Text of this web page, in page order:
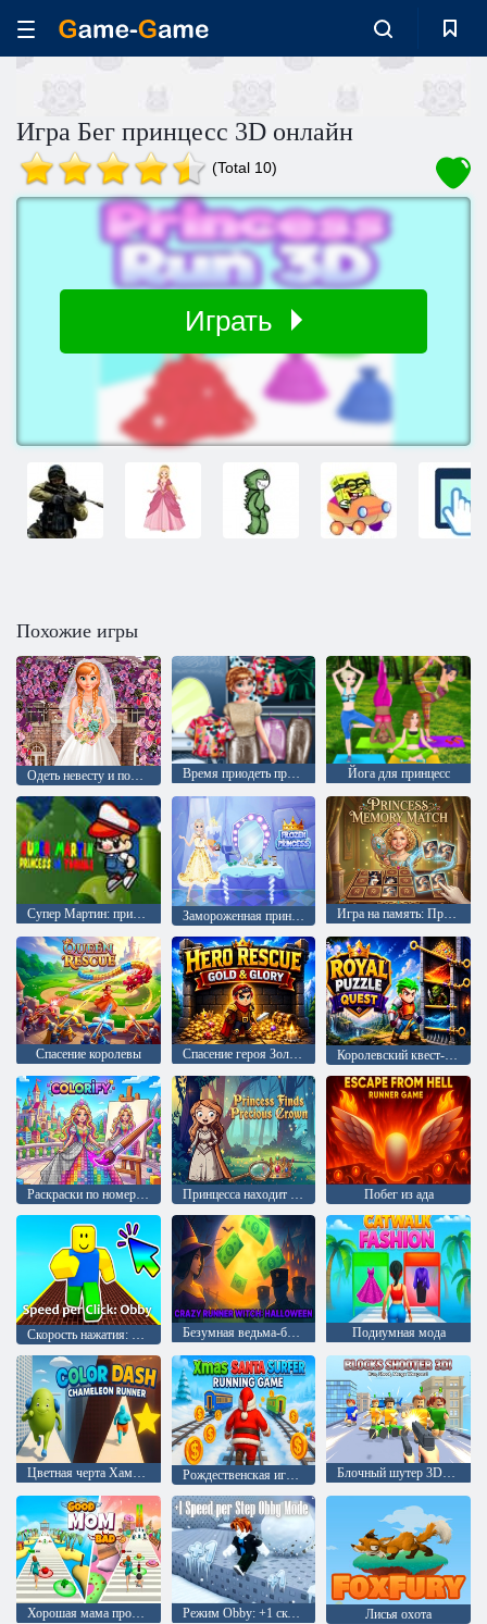
Игра Бег принцесс 3D онлайн
(Total 10)
Играть
Похожие игры
Одеть невесту и подружек невесты Время приодеть принцессу Йога для принцесс
Супер Мартин: принцесса в беде Замороженная принцесса Игра на память: Принцесса
Спасение королевы Спасение героя Золото и слава Королевский квест-головоломка
Раскраски по номерам Принцесса находит драгоценную корону Побег из ада
Безумная ведьма-бегунья: Хэллоуин Подиумная мода
Цветная черта Хамелеон-бегун Рождественская игра-бег с Санта-серфером Блочный шутер 3D! Беги, стреляй, объединяй оружие!
Хорошая мама против плохой мамы Режим Obby: +1 скорость за шаг Лисья охота